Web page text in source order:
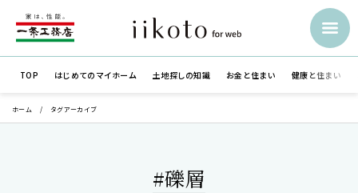
TOP はじめての マイホーム 土地探しの知識 お金と住まい 健康と住まい
ホーム タグアーカイブ
#礫層